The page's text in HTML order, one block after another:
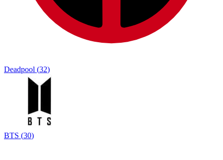
Deadpool (32)
BTS (30)